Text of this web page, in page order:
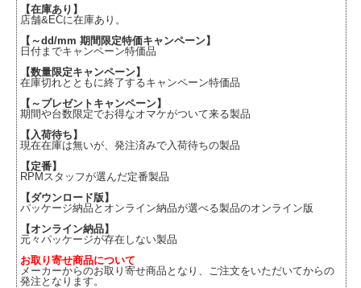
【在庫あり】
店舗&ECに在庫あり。
【～dd/mm 期間限定特価キャンペーン】
日付までキャンペーン特価品
【数量限定キャンペーン】
在庫切れとともに終了するキャンペーン特価品
【～プレゼントキャンペーン】
期間や台数限定でお得なオマケがついて来る製品
【入荷待ち】
現在在庫は無いが、発注済みで入荷待ちの製品
【定番】
RPMスタッフが選んだ定番製品
【ダウンロード版】
パッケージ納品とオンライン納品が選べる製品のオンライン版
【オンライン納品】
元々パッケージが存在しない製品
お取り寄せ商品について
メーカーからのお取り寄せ商品となり、ご注文をいただいてからの
発注となります。